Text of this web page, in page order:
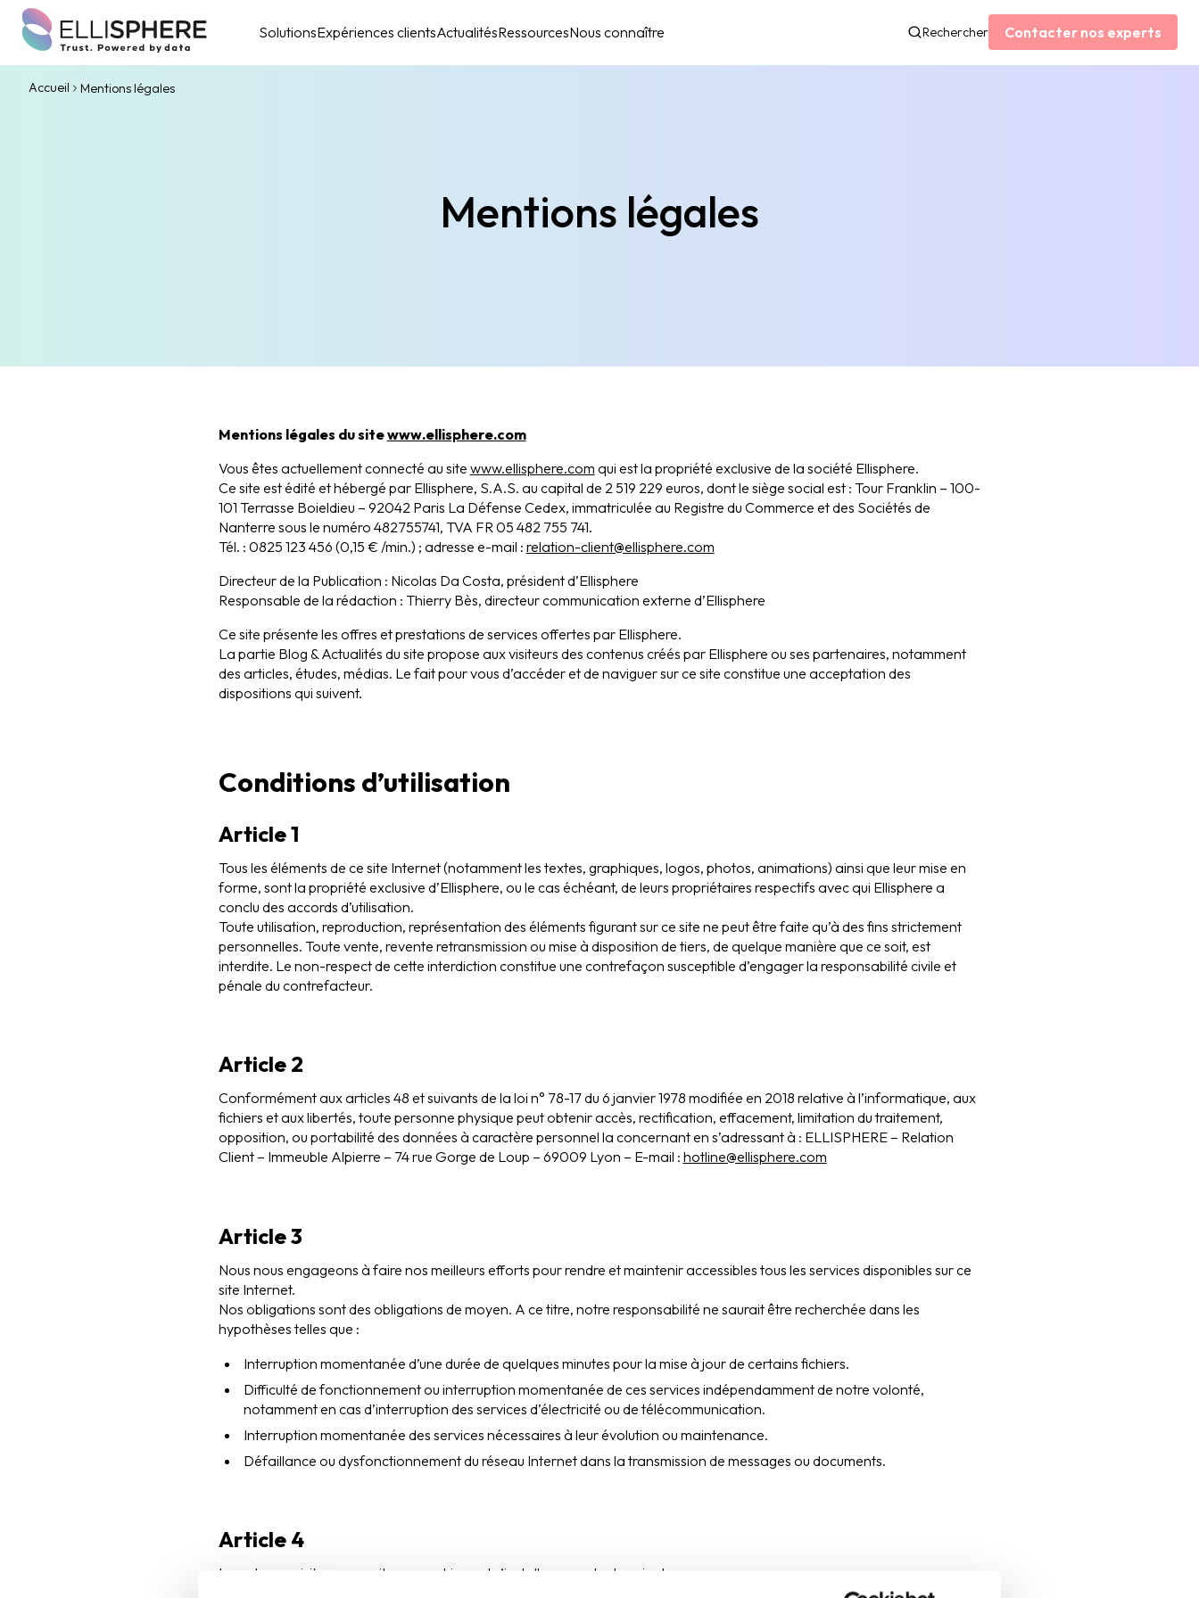
SolutionsExpériences clientsActualitésRessourcesNous connaître Rechercher Contacter nos experts
Accueil Mentions légales
Mentions légales
Mentions légales du sitewww.ellisphere.com
Vous êtes actuellement connecté au site www.ellisphere.com qui est la propriété exclusive de la société Ellisphere.
Ce site est édité et hébergé par Ellisphere, S.A.S. au capital de 2 519 229 euros, dont le siège social est : Tour Franklin – 100-
101 Terrasse Boieldieu – 92042 Paris La Défense Cedex, immatriculée au Registre du Commerce et des Sociétés de
Nanterre sous le numéro 482755741, TVA FR 05 482 755 741.
Tél. : 0825 123 456 (0,15 € /min.) ; adresse e-mail : relation-client@ellisphere.com
Directeur de la Publication : Nicolas Da Costa, président d’Ellisphere
Responsable de la rédaction : Thierry Bès, directeur communication externe d’Ellisphere
Ce site présente les offres et prestations de services offertes par Ellisphere.
La partie Blog & Actualités du site propose aux visiteurs des contenus créés par Ellisphere ou ses partenaires, notamment
des articles, études, médias. Le fait pour vous d’accéder et de naviguer sur ce site constitue une acceptation des
dispositions qui suivent.
Conditions d’utilisation
Article 1
Tous les éléments de ce site Internet (notamment les textes, graphiques, logos, photos, animations) ainsi que leur mise en
forme, sont la propriété exclusive d’Ellisphere, ou le cas échéant, de leurs propriétaires respectifs avec qui Ellisphere a
conclu des accords d’utilisation.
Toute utilisation, reproduction, représentation des éléments figurant sur ce site ne peut être faite qu’à des fins strictement
personnelles. Toute vente, revente retransmission ou mise à disposition de tiers, de quelque manière que ce soit, est
interdite. Le non-respect de cette interdiction constitue une contrefaçon susceptible d’engager la responsabilité civile et
pénale du contrefacteur.
Article 2
Conformément aux articles 48 et suivants de la loi n° 78-17 du 6 janvier 1978 modifiée en 2018 relative à l’informatique, aux
fichiers et aux libertés, toute personne physique peut obtenir accès, rectification, effacement, limitation du traitement,
opposition, ou portabilité des données à caractère personnel la concernant en s’adressant à : ELLISPHERE – Relation
Client – Immeuble Alpierre – 74 rue Gorge de Loup – 69009 Lyon – E-mail : hotline@ellisphere.com
Article 3
Nous nous engageons à faire nos meilleurs efforts pour rendre et maintenir accessibles tous les services disponibles sur ce
site Internet.
Nos obligations sont des obligations de moyen. A ce titre, notre responsabilité ne saurait être recherchée dans les
hypothèses telles que :
Interruption momentanée d’une durée de quelques minutes pour la mise à jour de certains fichiers.
Difficulté de fonctionnement ou interruption momentanée de ces services indépendamment de notre volonté,
notamment en cas d’interruption des services d’électricité ou de télécommunication.
Interruption momentanée des services nécessaires à leur évolution ou maintenance.
Défaillance ou dysfonctionnement du réseau Internet dans la transmission de messages ou documents.
Article 4
Lors de vos visites sur ce site, un cookie peut s’installer sur votre terminal.